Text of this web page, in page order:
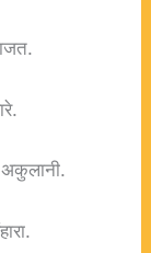
अकुलानी.